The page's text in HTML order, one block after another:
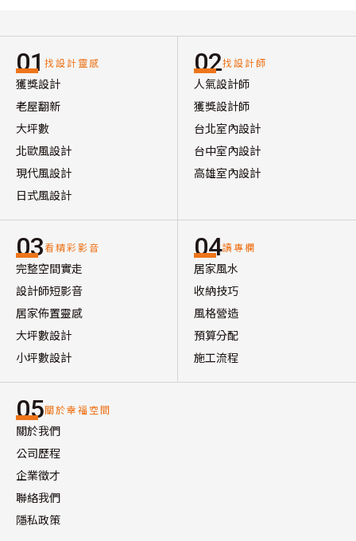
01 找設計靈感
獲獎設計
老屋翻新
大坪數
北歐風設計
現代風設計
日式風設計
02找設計師
人氣設計師
獲獎設計師
台北室內設計
台中室內設計
高雄室內設計
03看精彩影音
完整空間實走
設計師短影音
居家佈置靈感
大坪數設計
小坪數設計
04讀專欄
居家風水
收納技巧
風格營造
預算分配
施工流程
05關於幸福空間
關於我們
公司歷程
企業徵才
聯絡我們
隱私政策